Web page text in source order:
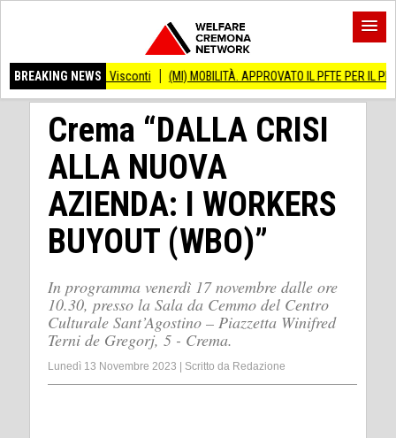
BREAKING NEWS
di via Visconti (MI) MOBILITÀ. APPROVATO IL PFTE PER IL
Crema “DALLA CRISI
ALLA NUOVA
AZIENDA: I WORKERS
BUYOUT (WBO)”
In programma venerdì 17 novembre dalle ore
10.30, presso la Sala da Cemmo del Centro
Culturale Sant’Agostino – Piazzetta Winifred
Terni de Gregorj, 5 - Crema.
Lunedì 13 Novembre 2023 Scritto da Redazione